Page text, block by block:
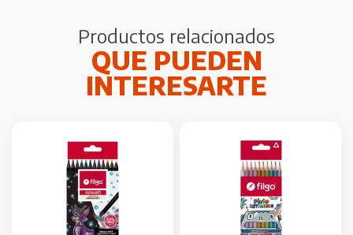
Productos relacionados